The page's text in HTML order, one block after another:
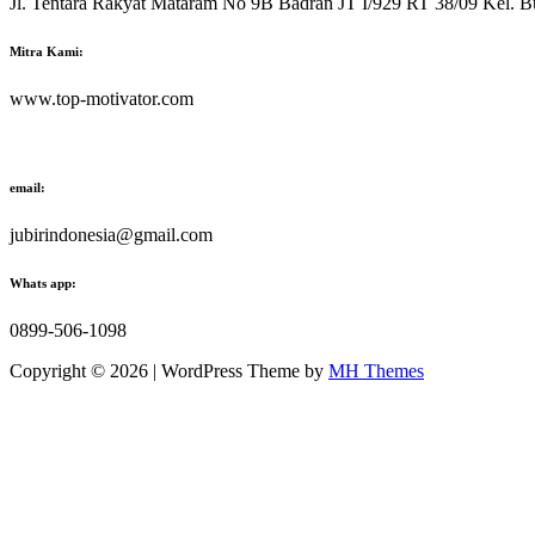
Mitra Kami:
www.top-motivator.com
email:
jubirindonesia@gmail.com
Whats app:
0899-506-1098
Copyright © 2026 | WordPress Theme by MH Themes